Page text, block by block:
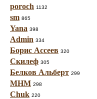
poroch 1132
sm 865
Yana 398
Admin 334
Борис Ассеев 320
Скилеф 305
Белков Альберт 299
МНМ 298
Chuk 220